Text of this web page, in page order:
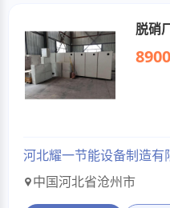
脱硝
河北耀一节能设备制造有
中国河北省沧州市